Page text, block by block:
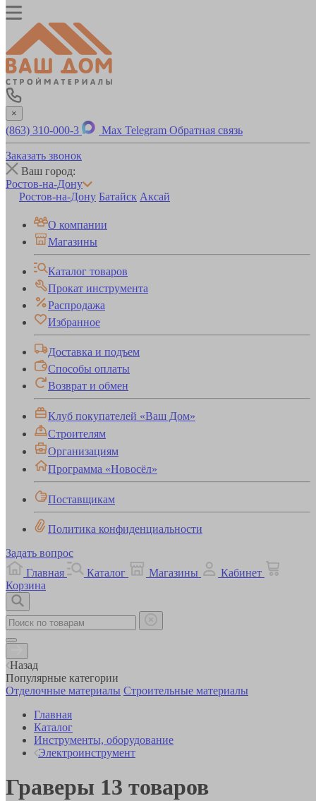
×
(863) 310-000-3 Max Telegram Обратная связь
Заказать звонок
Ваш город:
Ростов-на-Дону
Ростов-на-Дону Батайск Аксай
О компании
Магазины
Каталог товаров
Прокат инструмента
Распродажа
Избранное
Доставка и подъем
Способы оплаты
Возврат и обмен
Клуб покупателей «Ваш Дом»
Строителям
Организациям
Программа «Новосёл»
Поставщикам
Политика конфиденциальности
Задать вопрос
Главная
Каталог Магазины
Кабинет
Корзина
Назад
Популярные категории
Отделочные материалы Строительные материалы
Главная
Каталог
Инструменты, оборудование
Электроинструмент
Граверы 13 товаров